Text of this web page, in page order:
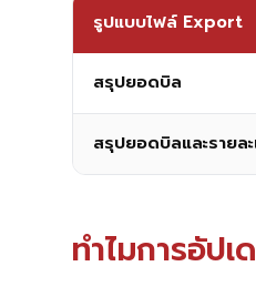
รูปแบบไฟล์ Export
สรุปยอดบิล
สรุปยอดบิลและรายล
ทำไมการอัป